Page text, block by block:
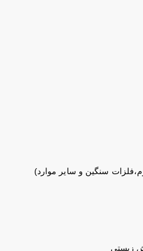
سنگين و ساير موارد)
زيستي